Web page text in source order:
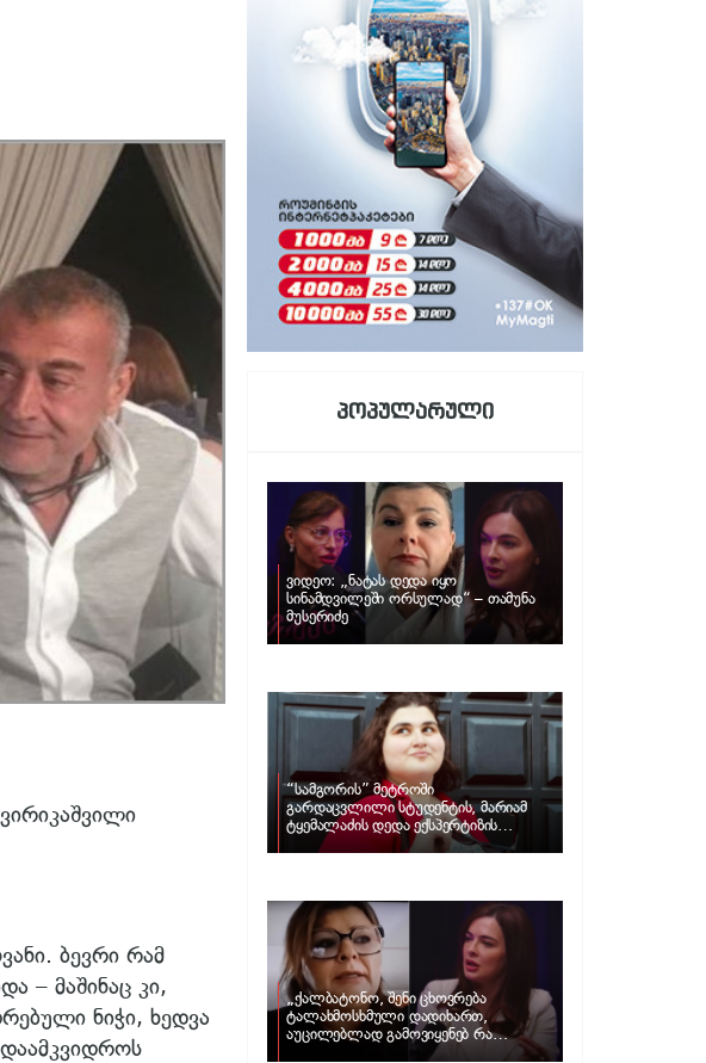
ბევრი რამ
– მაშინაც კი,
ნიჭი, ხედვა
პოპულარული
ვიდეო: „ნატას დედა იყო
სინამდვილეში ორსულად“ – თამუნა
მუსერიძე
“სამგორის” მეტროში
გარდაცვლილი სტუდენტის, მარიამ
ტყემალაძის დედა ექსპერტიზის
პასუხს აქვეყნებს – რა გახდა გოგონას
„ქალბატონო, შენი ცხოვრება
ტალახმოსხმული დადიხართ,
აუცილებლად გამოვიყენებ რა
ინფორმაციაც მაქვს“… – რა